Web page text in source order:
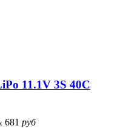
11.1V 3S 40C
681 руб